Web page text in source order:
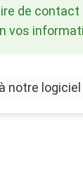
de
vos
notre logiciel